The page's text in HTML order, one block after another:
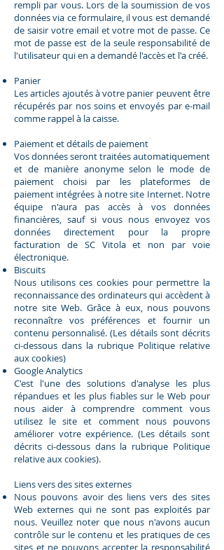
rempli par vous. Lors de la soumission de vos
données via ce formulaire, il vous est demandé
de saisir votre email et votre mot de passe. Ce
mot de passe est de la seule responsabilité de
l'utilisateur qui en a demandé l'accès et l'a créé.
Panier
Les articles ajoutés à votre panier peuvent être
récupérés par nos soins et envoyés par e-mail
comme rappel à la caisse.
Paiement et détails de paiement
Vos données seront traitées automatiquement
et de manière anonyme selon le mode de
paiement choisi par les plateformes de
paiement intégrées à notre site Internet. Notre
équipe n'aura pas accès à vos données
financières, sauf si vous nous envoyez vos
données directement pour la propre
facturation de SC Vitola et non par voie
électronique.
Biscuits
Nous utilisons ces cookies pour permettre la
reconnaissance des ordinateurs qui accèdent à
notre site Web. Grâce à eux, nous pouvons
reconnaître vos préférences et fournir un
contenu personnalisé. (Les détails sont décrits
ci-dessous dans la rubrique Politique relative
aux cookies)
Google Analytics
C'est l'une des solutions d'analyse les plus
répandues et les plus fiables sur le Web pour
nous aider à comprendre comment vous
utilisez le site et comment nous pouvons
améliorer votre expérience. (Les détails sont
décrits ci-dessous dans la rubrique Politique
relative aux cookies).
Liens vers des sites externes
Nous pouvons avoir des liens vers des sites
Web externes qui ne sont pas exploités par
nous. Veuillez noter que nous n'avons aucun
contrôle sur le contenu et les pratiques de ces
sites et ne pouvons accepter la responsabilité